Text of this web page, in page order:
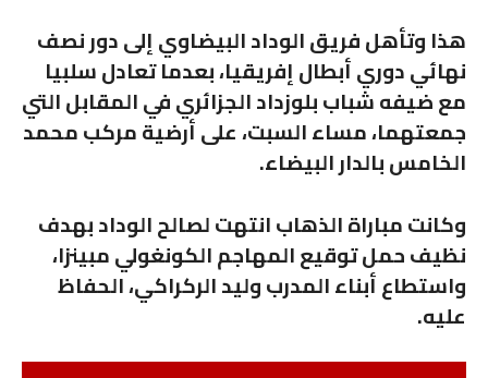
هذا وتأهل فريق الوداد البيضاوي إلى دور نصف
نهائي دوري أبطال إفريقيا، بعدما تعادل سلبيا
مع ضيفه شباب بلوزداد الجزائري في المقابل التي
جمعتهما، مساء السبت، على أرضية مركب محمد
الخامس بالدار البيضاء.
وكانت مباراة الذهاب انتهت لصالح الوداد بهدف
نظيف حمل توقيع المهاجم الكونغولي مبينزا،
واستطاع أبناء المدرب وليد الركراكي، الحفاظ
عليه.